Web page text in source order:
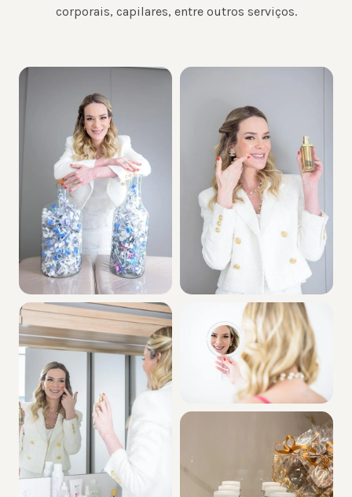
corporais, capilares, entre outros serviços.